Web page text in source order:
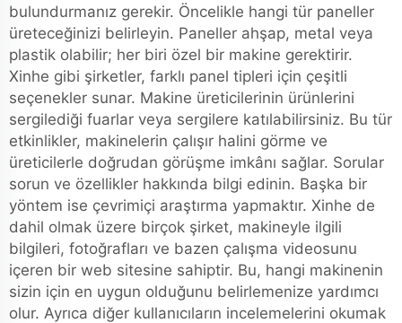
bulundurmanız gerekir. Öncelikle hangi tür paneller
üreteceğinizi belirleyin. Paneller ahşap, metal veya
plastik olabilir; her biri özel bir makine gerektirir.
Xinhe gibi şirketler, farklı panel tipleri için çeşitli
seçenekler sunar. Makine üreticilerinin ürünlerini
sergilediği fuarlar veya sergilere katılabilirsiniz. Bu tür
etkinlikler, makinelerin çalışır halini görme ve
üreticilerle doğrudan görüşme imkânı sağlar. Sorular
sorun ve özellikler hakkında bilgi edinin. Başka bir
yöntem ise çevrimiçi araştırma yapmaktır. Xinhe de
dahil olmak üzere birçok şirket, makineyle ilgili
bilgileri, fotoğrafları ve bazen çalışma videosunu
içeren bir web sitesine sahiptir. Bu, hangi makinenin
sizin için en uygun olduğunu belirlemenize yardımcı
olur. Ayrıca diğer kullanıcıların incelemelerini okumak